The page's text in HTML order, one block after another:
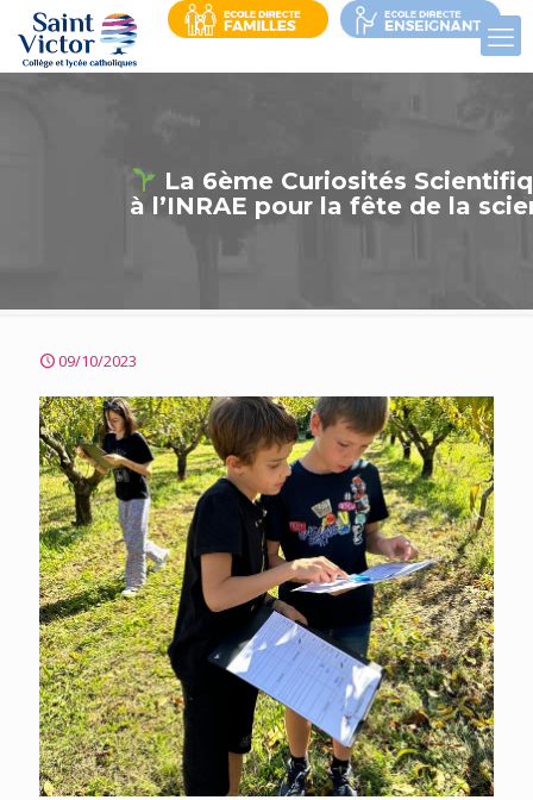
La 6ème Curiosités
à l’INRAE pour la fête de la
09/10/2023